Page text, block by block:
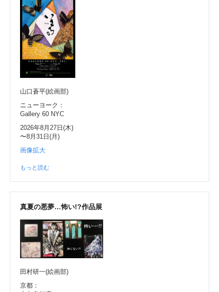
山口蒼平(絵画部)
ニューヨーク：
Gallery 60 NYC
2026年8月27日(木)
〜8月31日(月)
画像拡大
もっと読む
真夏の悪夢…怖い!?作品展
田村研一(絵画部)
京都：